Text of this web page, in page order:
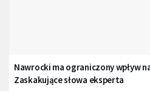
Nawrocki ma ograniczony wpływ
Zaskakujące słowa eksperta